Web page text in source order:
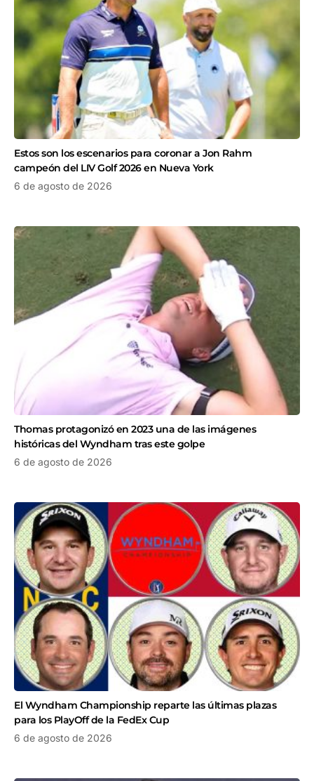
Estos son los escenarios para coronar a Jon Rahm
campeón del LIV Golf 2026 en Nueva York
6 de agosto de 2026
Thomas protagonizó en 2023 una de las imágenes
históricas del Wyndham tras este golpe
6 de agosto de 2026
El Wyndham Championship reparte las últimas plazas
para los PlayOff de la FedEx Cup
6 de agosto de 2026